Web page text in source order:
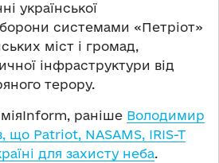
української
системами «Петріот»
міст і громад,
інфраструктури від
терору.
раніше Володимир
що Patriot, NASAMS, IRIS-T
для захисту неба.